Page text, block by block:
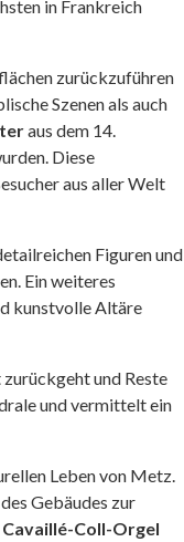
in Frankreich
zurückzuführen
Szenen als auch
aus dem 14.
Diese
aus aller Welt
Figuren und
Ein weiteres
kunstvolle Altäre
zurückgeht und Reste
und vermittelt ein
Leben von Metz.
Gebäudes zur
Cavaillé-Coll-Orgel